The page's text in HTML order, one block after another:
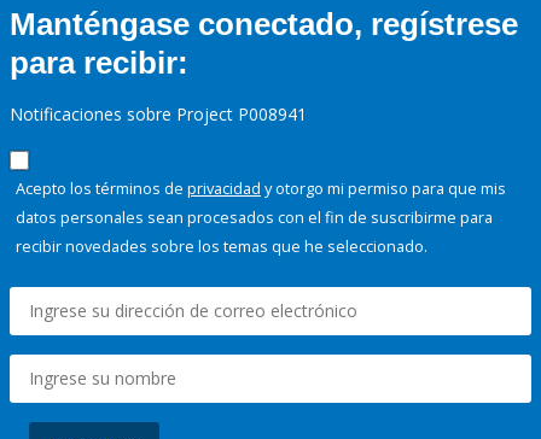
Manténgase conectado, regístrese
para recibir:
Notificaciones sobre Project P008941
Acepto los términos de privacidad y otorgo mi permiso para que mis
datos personales sean procesados con el fin de suscribirme para
recibir novedades sobre los temas que he seleccionado.